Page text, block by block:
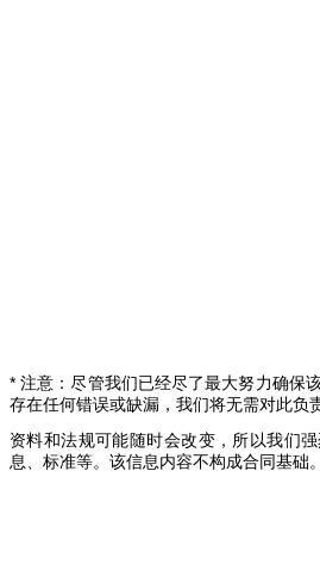
* 注意：尽管我们已经尽了最大努力确保
存在任何错误或缺漏，我们将无需对此负责
资料和法规可能随时会改变，所以我们
息、标准等。该信息内容不构成合同基础。